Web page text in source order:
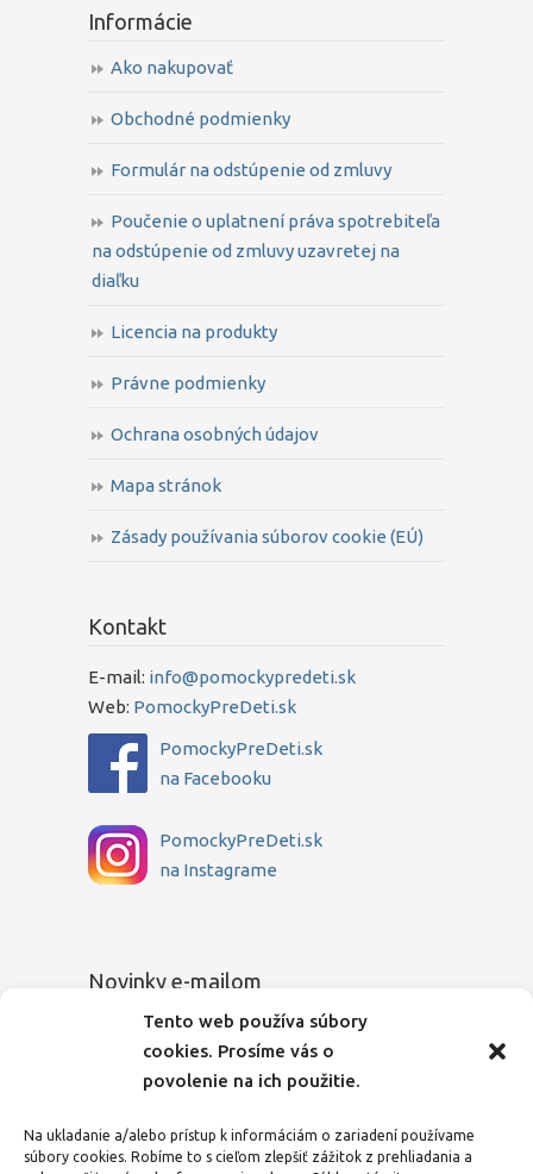
Tento web používa súbory
cookies. Prosíme vás o
povolenie na ich použitie.
Na ukladanie a/alebo prístup k informáciám o zariadení používame
súbory cookies. Robíme to s cieľom zlepšiť zážitok z prehliadania a
Informácie
Ako nakupovať
Obchodné podmienky
Formulár na odstúpenie od zmluvy
Poučenie o uplatnení práva spotrebiteľa
na odstúpenie od zmluvy uzavretej na
diaľku
Licencia na produkty
Právne podmienky
Ochrana osobných údajov
Mapa stránok
Zásady používania súborov cookie (EÚ)
Kontakt
E-mail: info@pomockypredeti.sk
Web: PomockyPreDeti.sk
PomockyPreDeti.sk
na Facebooku
PomockyPreDeti.sk
na Instagrame
Novinky e-mailom
Chcete sa dozvedieť o novinkách medzi
prvými? Zadajte Vašu e-mailovú adresu a
my Vás budeme o všetkom pravidelne
E-mailová adresa